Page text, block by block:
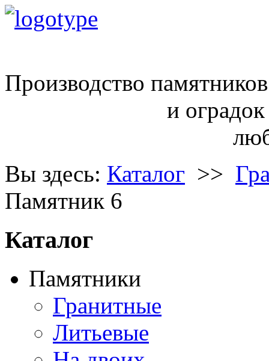
Производство памятников
и оградок
любой
Вы здесь: Каталог >>
Памятник 6
Каталог
Памятники
Гранитные
Литьевые